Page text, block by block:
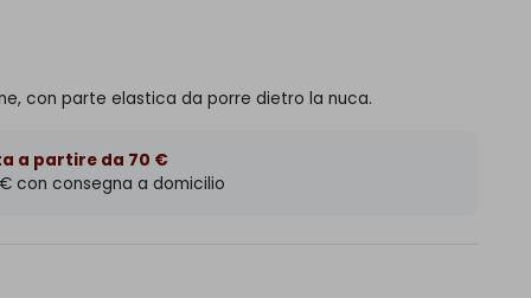
con parte elastica da porre dietro la nuca.
a partire da 70 €
con consegna a domicilio